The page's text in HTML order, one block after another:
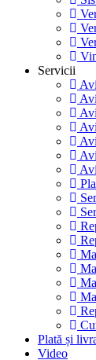
Servicii
Plată și
Video